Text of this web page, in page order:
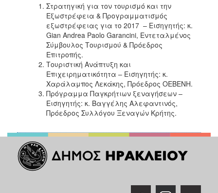
Στρατηγική για τον τουρισμό και την
Εξωστρέφεια & Προγραμματισμός
εξωστρέφειας για το 2017 – Εισηγητής: κ.
Gian Andrea Paolo Garancini, Εντεταλμένος
Σύμβουλος Τουρισμού & Πρόεδρος
Επιτροπής.
Τουριστική Ανάπτυξη και
Επιχειρηματικότητα – Εισηγητής: κ.
Χαράλαμπος Λεκάκης, Πρόεδρος ΟΕΒΕΝΗ.
Πρόγραμμα Παγκρήτιων ξεναγήσεων –
Εισηγητής: κ. Βαγγέλης Αλεφαντινός,
Πρόεδρος Συλλόγου Ξεναγών Κρήτης.